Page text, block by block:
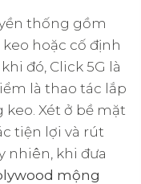
thống gồm
hoặc cố định
đó, Click 5G là
là thao tác lắp
Xét ở bề mặt
tiện lợi và rút
nhiên, khi đưa
mộng